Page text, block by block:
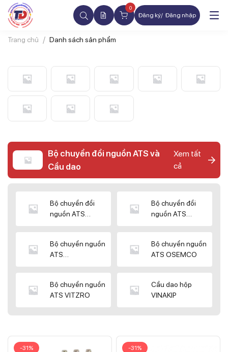
0
Đăng ký Đăng nhập
Trang chủ Danh sách sản phẩm
Bộ chuyển đổi nguồn ATS và
Cầu dao
Xem tất
cả
Bộ chuyển đổi
nguồn ATS
Bộ chuyển đổi
nguồn ATS
Bộ chuyển nguồn
ATS
Bộ chuyển nguồn
ATS OSEMCO
Bộ chuyển nguồn
ATS VITZRO
Cầu dao hộp
VINAKIP
-31% -31%